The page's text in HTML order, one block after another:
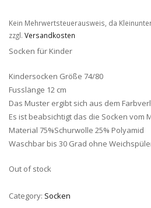
Kein Mehrwertsteuerausweis, da
zzgl. Versandkosten
Socken für Kinder
Kindersocken Größe 74/80
Fusslänge 12 cm
Das Muster ergibt sich aus dem
Es ist beabsichtigt das die Socken vom
Material 75%Schurwolle 25% Polyamid
Waschbar bis 30 Grad ohne
Out of stock
Category: Socken